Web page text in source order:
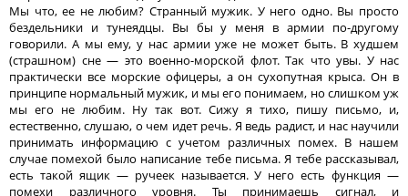
Мы что, ее не любим? Странный мужик. У него одно. Вы просто
бездельники и тунеядцы. Вы бы у меня в армии по-другому
говорили. А мы ему, у нас армии уже не может быть. В худшем
(страшном) сне — это военно-морской флот. Так что увы. У нас
практически все морские офицеры, а он сухопутная крыса. Он в
принципе нормальный мужик, и мы его понимаем, но слишком уж
мы его не любим. Ну так вот. Сижу я тихо, пишу письмо, и,
естественно, слушаю, о чем идет речь. Я ведь радист, и нас научили
принимать информацию с учетом различных помех. В нашем
случае помехой было написание тебе письма. Я тебе рассказывал,
есть такой ящик — ручеек называется. У него есть функция —
помехи различного уровня. Ты принимаешь сигнал, и